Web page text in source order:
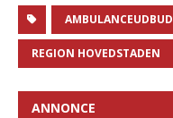
AMBULANCEUDBUD
REGION HOVEDSTADEN
ANNONCE